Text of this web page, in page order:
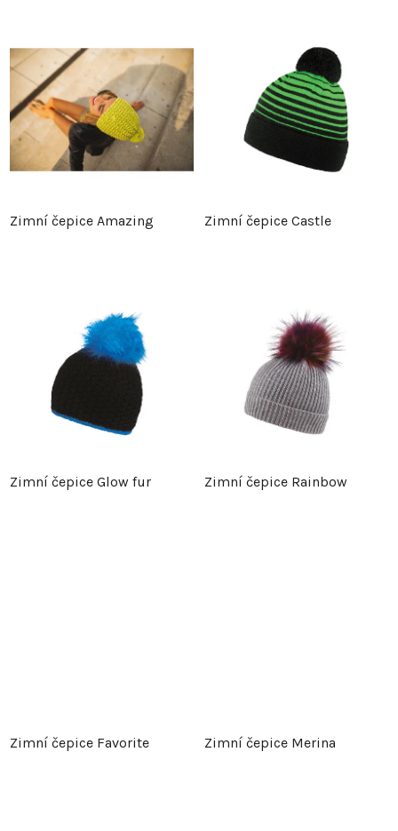
Zimní čepice Amazing Zimní čepice Castle
Zimní čepice Glow fur Zimní čepice Rainbow
Zimní čepice Favorite Zimní čepice Merina